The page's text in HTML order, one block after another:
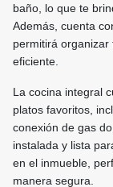
baño, lo que te
Además, cuenta
permitirá
eficiente.
La cocina integral
platos favoritos,
conexión de gas
instalada y lista
en el inmueble,
manera segura.